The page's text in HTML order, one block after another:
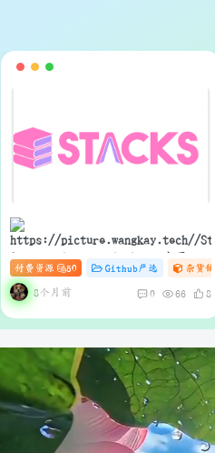
# zibll # C # AI
Stacks：Anna’s Archive 电子书
快速下载的轻量级管理器（支持Web
界面与API）
付费资源 50 Github严选 杂货铺
8个月前 0 66 8